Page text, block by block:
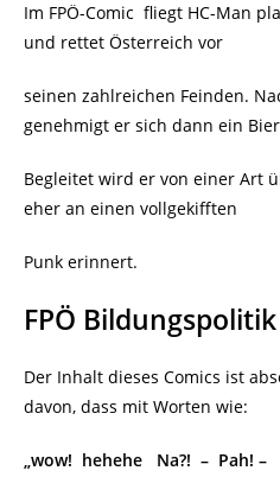
Im FPÖ-Comic fliegt HC-Man
und rettet Österreich vor
seinen zahlreichen Feinden.
genehmigt er sich dann ein
Begleitet wird er von einer Art
eher an einen vollgekifften
Punk erinnert.
FPÖ Bildungspolitik
Der Inhalt dieses Comics ist
davon, dass mit Worten wie:
„wow! hehehe Na?! – Pah! –